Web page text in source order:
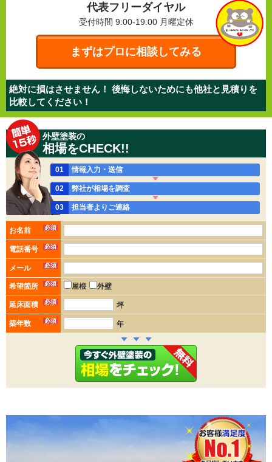
代表フリーダイヤル
受付時間 9:00-19:00 月曜定休
まずはプロに相談してみる
絶対に損はさせません！ 後悔しないためにも他社と見積りを
比較してください！
外壁塗装の
相場をCHECK!!
01 情報入力・送信
02 弊社が相場を調査
03 担当者よりご連絡
お名前 必須
電話番号 必須
メール 必須
希望箇所 必須 屋根 外壁
延床面積 必須 坪
築年数 必須 年